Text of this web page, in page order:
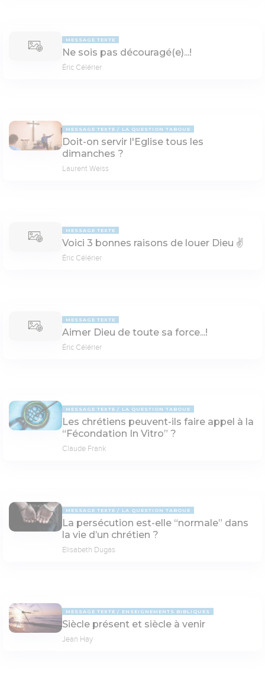
MESSAGE TEXTE
Ne sois pas découragé(e)...!
Éric Célérier
MESSAGE TEXTE LA QUESTION TABOUE
Doit-on servir l'Eglise tous les
dimanches ?
Laurent Weiss
MESSAGE TEXTE
Voici 3 bonnes raisons de louer Dieu ✌️
Éric Célérier
MESSAGE TEXTE
Aimer Dieu de toute sa force...!
Éric Célérier
MESSAGE TEXTE LA QUESTION TABOUE
Les chrétiens peuvent-ils faire appel à la
“Fécondation In Vitro” ?
Claude Frank
MESSAGE TEXTE LA QUESTION TABOUE
La persécution est-elle “normale” dans
la vie d’un chrétien ?
Elisabeth Dugas
MESSAGE TEXTE ENSEIGNEMENTS BIBLIQUES
Siècle présent et siècle à venir
Jean Hay